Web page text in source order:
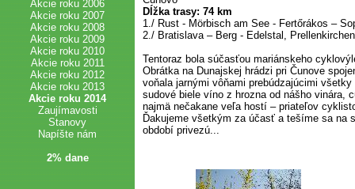
Akcie roku 2006
Akcie roku 2007
Akcie roku 2008
Akcie roku 2009
Akcie roku 2010
Akcie roku 2011
Akcie roku 2012
Akcie roku 2013
Akcie roku 2014
Zaujímavosti
Stanovy
Napíšte nám
2% dane
Dĺžka trasy: 74 km
1./ Rust - Mörbisch am See - Fertőrákos –
2./ Bratislava – Berg - Edelstal,
Tentoraz bola súčasťou mariánskeho
Obrátka na Dunajskej hrádzi pri Čunove
voňala jarnými vôňami prebúdzajúcimi
sudové biele víno z hrozna od nášho vinára,
najmä nečakane veľa hostí – priateľov
Ďakujeme všetkým za účasť a tešíme sa na
období privezú...